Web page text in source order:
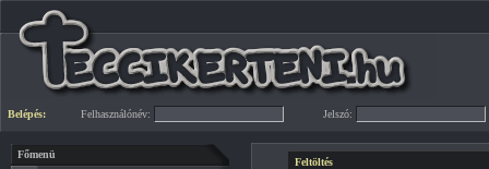
Belépés: Felhasználónév: Jelszó:
Főmenü
Feltöltés